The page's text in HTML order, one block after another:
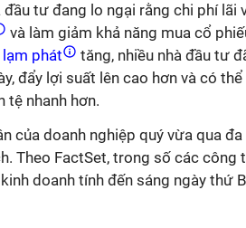
đầu tư đang lo ngại rằng chi phí lãi
và làm giảm khả năng mua cổ
lạm phát
tăng, nhiều nhà đầu tư
đẩy lợi suất lên cao hơn và có
tệ nhanh hơn.
của doanh nghiệp quý vừa qua
Theo FactSet, trong số các
doanh tính đến sáng ngày thứ